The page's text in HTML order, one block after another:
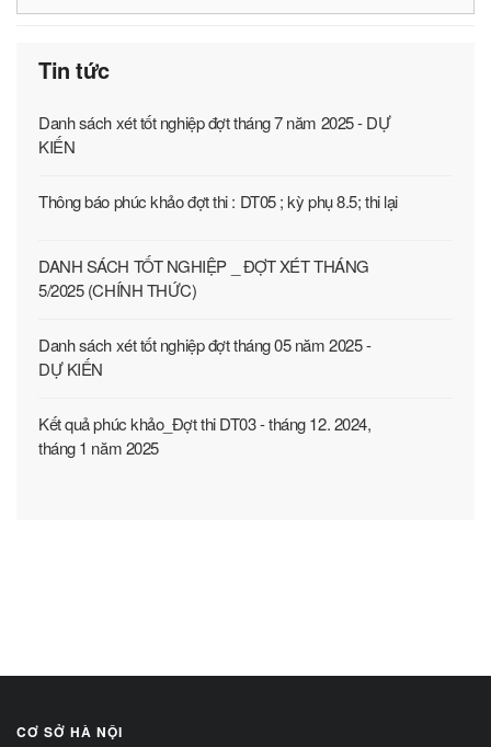
Tin tức
Danh sách xét tốt nghiệp đợt tháng 7 năm 2025 - DỰ
KIẾN
Thông báo phúc khảo đợt thi : DT05 ; kỳ phụ 8.5; thi lại
DANH SÁCH TỐT NGHIỆP _ ĐỢT XÉT THÁNG
5/2025 (CHÍNH THỨC)
Danh sách xét tốt nghiệp đợt tháng 05 năm 2025 -
DỰ KIẾN
Kết quả phúc khảo_Đợt thi DT03 - tháng 12. 2024,
tháng 1 năm 2025
CƠ SỞ HÀ NỘI